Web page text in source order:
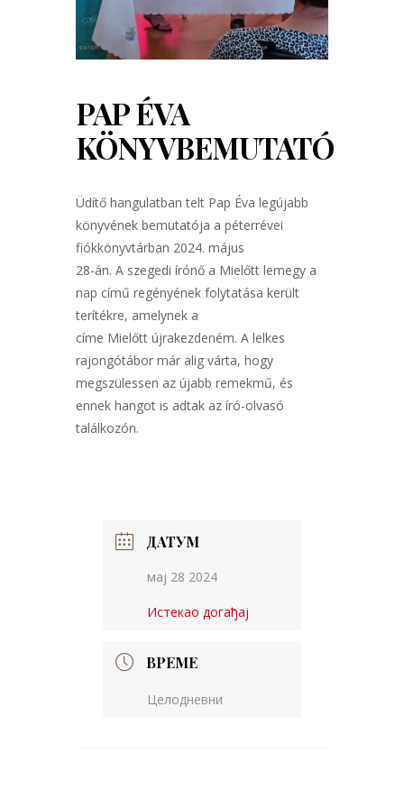
PAP ÉVA
KÖNYVBEMUTATÓ
Üdítő hangulatban telt Pap Éva legújabb
könyvének bemutatója a péterrévei
fiókkönyvtárban 2024. május
28-án. A szegedi írónő a Mielőtt lemegy a
nap című regényének folytatása került
terítékre, amelynek a
címe Mielőtt újrakezdeném. A lelkes
rajongótábor már alig várta, hogy
megszülessen az újabb remekmű, és
ennek hangot is adtak az író-olvasó
találkozón.
ДАТУМ
мај 28 2024
Истекао догађај
ВРЕМЕ
Целодневни